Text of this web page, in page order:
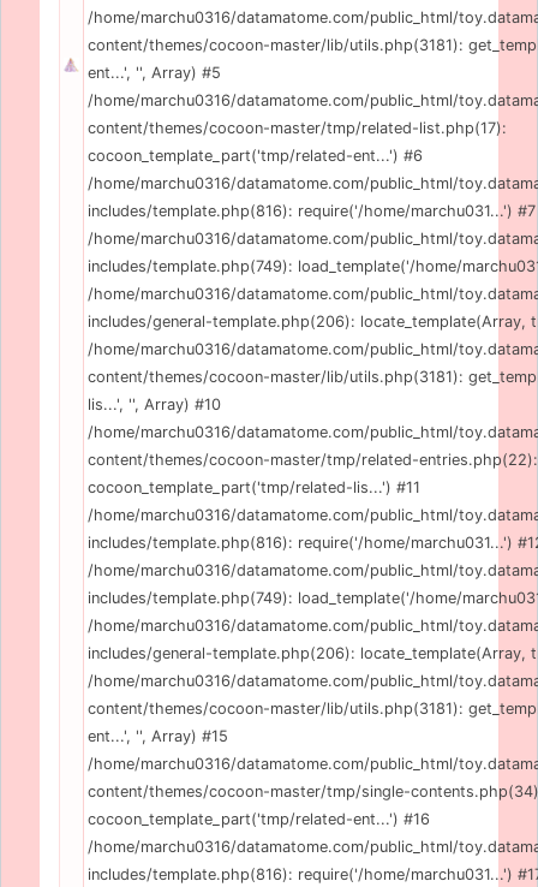
/home/marchu0316/datamatome.com/public_html/
content/themes/cocoon-master/lib/utils.php(3181):
ent...', '', Array) #5
/home/marchu0316/datamatome.com/public_html/
content/themes/cocoon-master/tmp/related-list.php(17):
cocoon_template_part('tmp/related-ent...') #6
/home/marchu0316/datamatome.com/public_html/
includes/template.php(816): require('/home/marchu031...') #7
/home/marchu0316/datamatome.com/public_html/
includes/template.php(749): load_template('/home/
/home/marchu0316/datamatome.com/public_html/
includes/general-template.php(206): locate_template(Array,
/home/marchu0316/datamatome.com/public_html/
content/themes/cocoon-master/lib/utils.php(3181):
lis...', '', Array) #10
/home/marchu0316/datamatome.com/public_html/
content/themes/cocoon-master/tmp/related-entries.php(22):
cocoon_template_part('tmp/related-lis...') #11
/home/marchu0316/datamatome.com/public_html/
includes/template.php(816): require('/home/marchu031...')
/home/marchu0316/datamatome.com/public_html/
includes/template.php(749): load_template('/home/
/home/marchu0316/datamatome.com/public_html/
includes/general-template.php(206): locate_template(Array,
/home/marchu0316/datamatome.com/public_html/
content/themes/cocoon-master/lib/utils.php(3181):
ent...', '', Array) #15
/home/marchu0316/datamatome.com/public_html/
content/themes/cocoon-master/tmp/single-
cocoon_template_part('tmp/related-ent...') #16
/home/marchu0316/datamatome.com/public_html/
includes/template.php(816): require('/home/marchu031...')